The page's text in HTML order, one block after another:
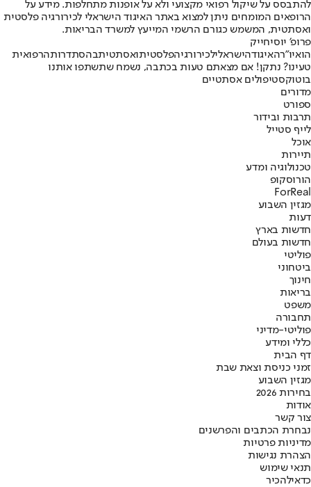
להתבסס על שיקול רפואי מקצועי ולא על אופנות מתחלפות. מידע על
הרופאים המומחים ניתן למצוא באתר האיגוד הישראלי לכירורגיה פלסטית
ואסתטית, המשמש כגורם הרשמי המייעץ למשרד הבריאות.
פרופ׳ יוסיחייק
הואיו״רהאיגודהישראלילכירורגיהפלסטיתואסתטיתבהסתדרותהרפואית
טעינו? נתקן! אם מצאתם טעות בכתבה, נשמח שתשתפו אותנו
בוטוקסטיפולים אסתטיים
מדורים
ספורט
תרבות ובידור
לייף סטייל
אוכל
תיירות
טכנולוגיה ומדע
הורוסקופ
ForReal
מגזין השבוע
דעות
חדשות בארץ
חדשות בעולם
פוליטי
ביטחוני
חינוך
בריאות
משפט
תחבורה
פוליטי-מדיני
כללי ומידע
דף הבית
זמני כניסת וצאת שבת
מגזין השבוע
בחירות 2026
אודות
צור קשר
נבחרת הכתבים והפרשנים
מדיניות פרטיות
הצהרת נגישות
תנאי שימוש
כדאילהכיר